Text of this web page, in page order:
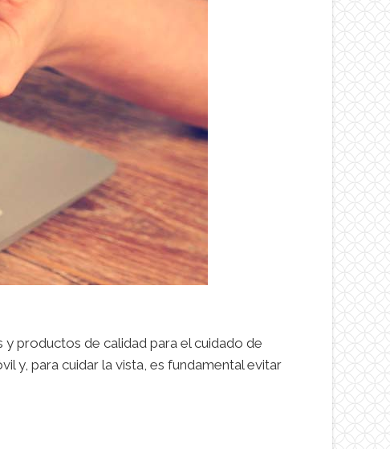
productos de calidad para el cuidado de
y, para cuidar la vista, es fundamental evitar